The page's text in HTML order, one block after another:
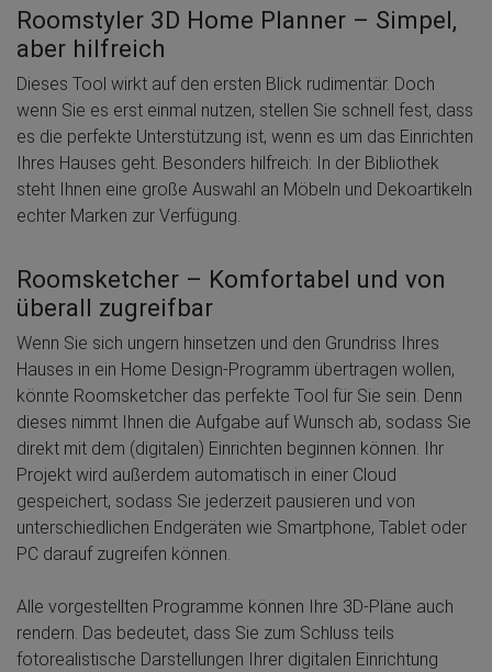
Roomstyler 3D Home Planner – Simpel,
aber hilfreich
Dieses Tool wirkt auf den ersten Blick rudimentär. Doch
wenn Sie es erst einmal nutzen, stellen Sie schnell fest, dass
es die perfekte Unterstützung ist, wenn es um das Einrichten
Ihres Hauses geht. Besonders hilfreich: In der Bibliothek
steht Ihnen eine große Auswahl an Möbeln und Dekoartikeln
echter Marken zur Verfügung.
Roomsketcher – Komfortabel und von
überall zugreifbar
Wenn Sie sich ungern hinsetzen und den Grundriss Ihres
Hauses in ein Home Design-Programm übertragen wollen,
könnte Roomsketcher das perfekte Tool für Sie sein. Denn
dieses nimmt Ihnen die Aufgabe auf Wunsch ab, sodass Sie
direkt mit dem (digitalen) Einrichten beginnen können. Ihr
Projekt wird außerdem automatisch in einer Cloud
gespeichert, sodass Sie jederzeit pausieren und von
unterschiedlichen Endgeräten wie Smartphone, Tablet oder
PC darauf zugreifen können.
Alle vorgestellten Programme können Ihre 3D-Pläne auch
rendern. Das bedeutet, dass Sie zum Schluss teils
fotorealistische Darstellungen Ihrer digitalen Einrichtung